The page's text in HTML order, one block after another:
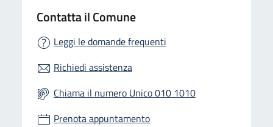
Contatta il Comune
Leggi le domande frequenti
Richiedi assistenza
Chiama il numero Unico 010 1010
Prenota appuntamento